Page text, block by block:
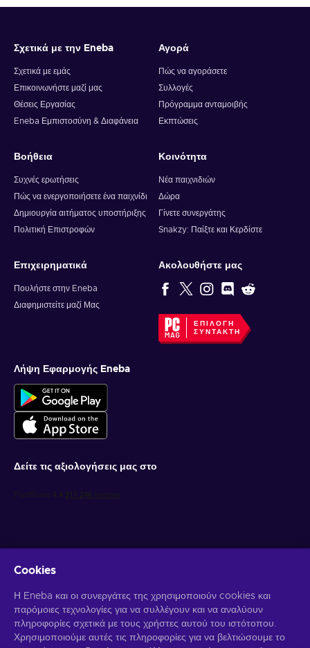
Σχετικά με την Eneba
Σχετικά με εμάς
Επικοινωνήστε μαζί μας
Θέσεις Εργασίας
Eneba Εμπιστοσύνη & Διαφάνεια
Αγορά
Πώς να αγοράσετε
Συλλογές
Πρόγραμμα ανταμοιβής
Εκπτώσεις
Βοήθεια
Συχνές ερωτήσεις
Πώς να ενεργοποιήσετε ένα παιχνίδι
Δημιουργία αιτήματος υποστήριξης
Πολιτική Επιστροφών
Κοινότητα
Νέα παιχνιδιών
Δώρα
Γίνετε συνεργάτης
Snakzy: Παίξτε και Κερδίστε
Επιχειρηματικά
Πουλήστε στην Eneba
Διαφημιστείτε μαζί Μας
Ακολουθήστε μας
ΕΠΙΛΟΓΉ
ΣΥΝΤΆΚΤΗ
Λήψη Εφαρμογής Eneba
Δείτε τις αξιολογήσεις μας στο
Λάβετε προσωποποιημένες προσφορές για παιχνίδια
Γραφτείτε συνδρομητής
Μπορείτε να απεγγραφείτε οποιαδήποτε στιγμή. Επισκεφθείτε την
Cookies
Η Eneba και οι συνεργάτες της χρησιμοποιούν cookies και
παρόμοιες τεχνολογίες για να συλλέγουν και να αναλύουν
πληροφορίες σχετικά με τους χρήστες αυτού του ιστότοπου.
Χρησιμοποιούμε αυτές τις πληροφορίες για να βελτιώσουμε το